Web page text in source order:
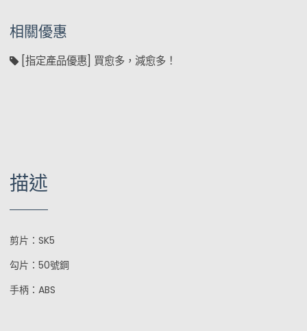
相關優惠
[指定產品優惠] 買愈多，減愈多！
描述
剪片：SK5
勾片：50號鋼
手柄：ABS